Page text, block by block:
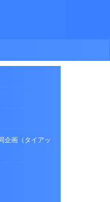
企画（タイアッ